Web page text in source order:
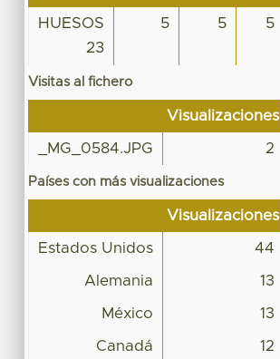
HUESOS
23
5 5 5
Visitas al fichero
Visualizaciones
_MG_0584.JPG 2
Países con más visualizaciones
Visualizaciones
Estados Unidos 44
Alemania 13
México 13
Canadá 12